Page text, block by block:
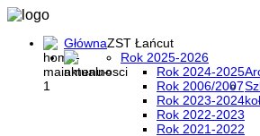
GłównaZST Łańcut
Rok 2025-2026
Rok 2024-2025
Rok 2006/2007
Rok 2023-2024
Rok 2022-2023
Rok 2021-2022